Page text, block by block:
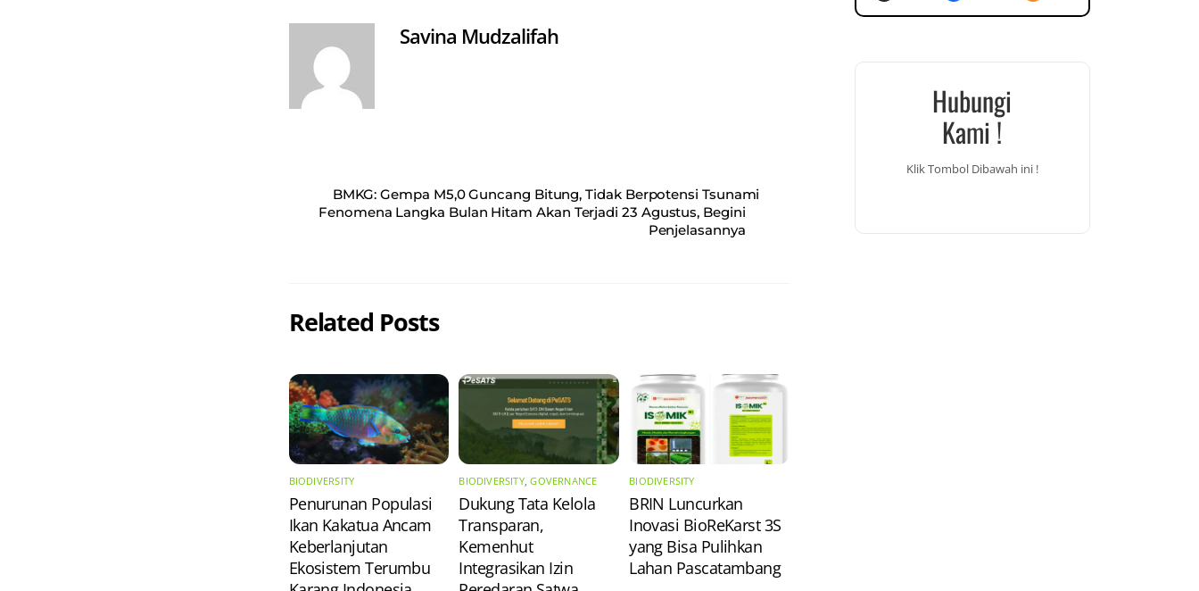
pp Savina Mudzalifah
BMKG: Gempa M5,0 Guncang Bitung, Tidak Berpotensi Tsunami
Fenomena Langka Bulan Hitam Akan Terjadi 23 Agustus, Begini
Penjelasannya
Related Posts
BIODIVERSITY
Penurunan Populasi
Ikan Kakatua Ancam
Keberlanjutan
Ekosistem Terumbu
BIODIVERSITY,GOVERNANCE
Dukung Tata Kelola
Transparan,
Kemenhut
Integrasikan Izin
BIODIVERSITY
​BRIN Luncurkan
Inovasi BioReKarst 3S
yang Bisa Pulihkan
Lahan Pascatambang
Hubungi
Kami !
Klik Tombol Dibawah ini !